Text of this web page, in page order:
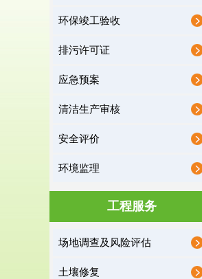
环保竣工验收
排污许可证
应急预案
清洁生产审核
安全评价
环境监理
工程服务
场地调查及风险评估
土壤修复
有关开发利用规划，建...
业事业单位应当按照...